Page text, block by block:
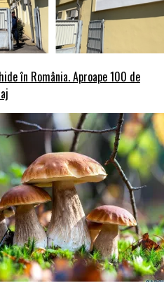
în România. Aproape 100 de